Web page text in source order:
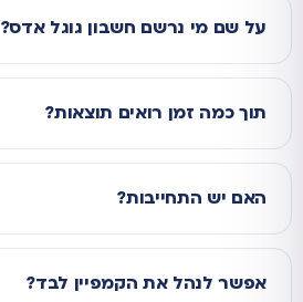
על שם מי נרשם חשבון גוגל אדס?
תוך כמה זמן רואים תוצאות?
האם יש התחייבות?
אפשר לנהל את הקמפיין לבד?